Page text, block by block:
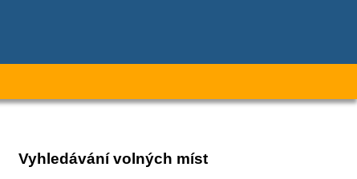
Vyhledávání volných míst